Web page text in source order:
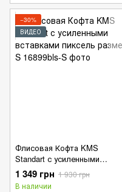
−30%
ВИДЕО
Флисовая Кофта KMS
Standart с усиленными
вставками пиксель размер S
1 349 грн 1 930 грн
В наличии